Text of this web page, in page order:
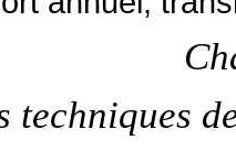
techniques